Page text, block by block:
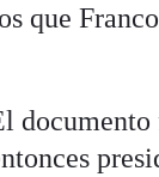
que